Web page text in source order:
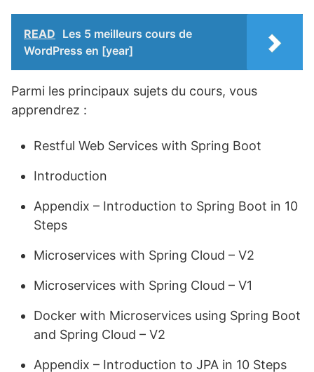
READ Les 5 meilleurs cours de
WordPress en [year]
Parmi les principaux sujets du cours, vous
apprendrez :
Restful Web Services with Spring Boot
Introduction
Appendix – Introduction to Spring Boot in 10
Steps
Microservices with Spring Cloud – V2
Microservices with Spring Cloud – V1
Docker with Microservices using Spring Boot
and Spring Cloud – V2
Appendix – Introduction to JPA in 10 Steps